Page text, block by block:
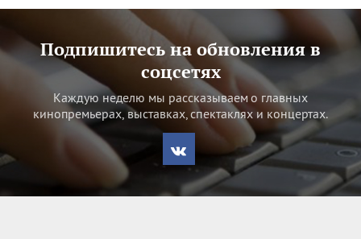
Подпишитесь на обновления в
соцсетях
Каждую неделю мы рассказываем о главных
кинопремьерах, выставках, спектаклях и концертах.